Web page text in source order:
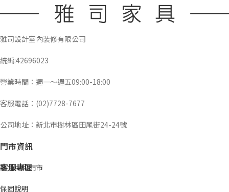
雅司設計室內裝修有限公司
統編:42696023
營業時間：週一～週五09:00-18:00
客服電話：(02)7728-7677
公司地址：新北市樹林區田尾街24-24號
門市資訊
新北中和門市
客服專區
保固說明